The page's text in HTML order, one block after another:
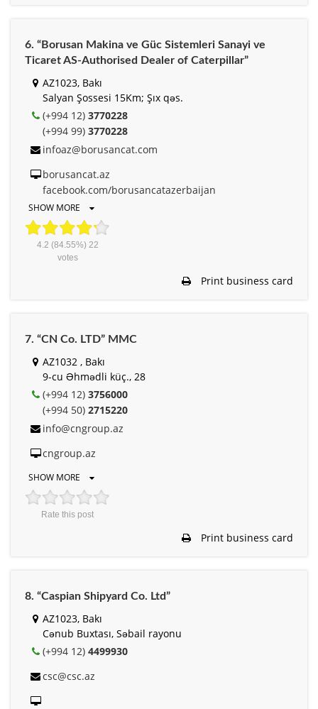
6. “Borusan Makina ve Güc Sistemleri Sanayi ve
Ticaret AS-Authorised Dealer of Caterpillar”
AZ1023, Bakı
Salyan Şossesi 15Km; Şıx qəs.
(+994 12) 3770228
(+994 99) 3770228
infoaz@borusancat.com
borusancat.az
facebook.com/borusancatazerbaijan
SHOW MORE
4.2 (84.55%) 22
votes
Print business card
7. “CN Co. LTD” MMC
AZ1032 , Bakı
9-cu Əhmədli küç., 28
(+994 12) 3756000
(+994 50) 2715220
info@cngroup.az
cngroup.az
SHOW MORE
Rate this post
Print business card
8. “Caspian Shipyard Co. Ltd”
AZ1023, Bakı
Cənub Buxtası, Səbail rayonu
(+994 12) 4499930
csc@csc.az